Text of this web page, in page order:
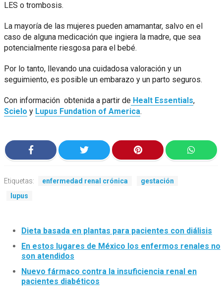
LES o trombosis.
La mayoría de las mujeres pueden amamantar, salvo en el
caso de alguna medicación que ingiera la madre, que sea
potencialmente riesgosa para el bebé.
Por lo tanto, llevando una cuidadosa valoración y un
seguimiento, es posible un embarazo y un parto seguros.
Con información obtenida a partir de Healt Essentials,
Scielo y Lupus Fundation of America.
Etiquetas: enfermedad renal crónica
gestación
lupus
Dieta basada en plantas para pacientes con diálisis
En estos lugares de México los enfermos renales no
son atendidos
Nuevo fármaco contra la insuficiencia renal en
pacientes diabéticos